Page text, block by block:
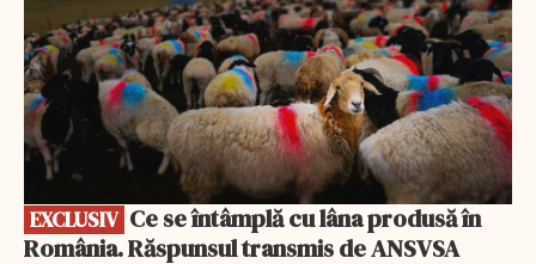
EXCLUSIV
România. Răspunsul transmis de ANSVSA